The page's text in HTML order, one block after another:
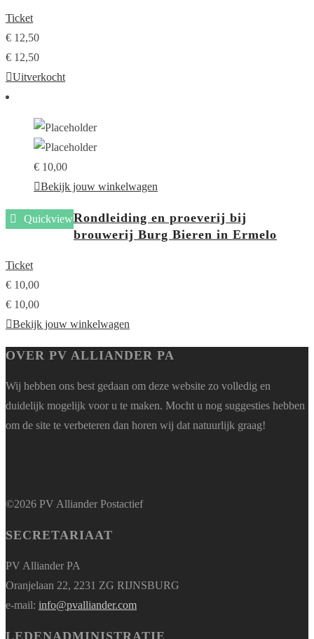
Ticket
€ 12,50
€ 12,50
Uitverkocht
€ 10,00
Bekijk jouw winkelwagen
QuickviewRondleiding en proeverij bij
brouwerij Burg Bieren in Ermelo
Ticket
€ 10,00
€ 10,00
Bekijk jouw winkelwagen
OVER PV ALLIANDER PA
Wij hebben ons best gedaan om deze website zo volledig en
duidelijk mogelijk voor u te maken. Mocht u nog suggesties hebben
om de site te verbeteren dan horen wij dat natuurlijk graag!
©2026 PV Alliander Postactief
SECRETARIAAT
PV Alliander PA
Oranjelaan 22, 2231 ZG RIJNSBURG
e-mail: info@pvalliander.com
LEDENADMINISTRATIE